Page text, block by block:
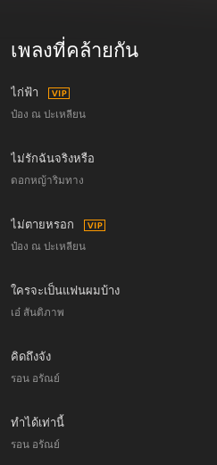
เพลงที่คล้ายกัน
ไก่ฟ้า
ป๋อง ณ ปะเหลียน
ไม่รักฉันจริงหรือ
ดอกหญ้าริมทาง
ไม่ตายหรอก
ป๋อง ณ ปะเหลียน
ใครจะเป็นแฟนผมบ้าง
เอ๋ สันติภาพ
คิดถึงจัง
รอน อรัณย์
ทำได้เท่านี้
รอน อรัณย์